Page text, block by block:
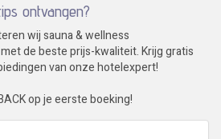
ontvangen?
wij sauna & wellness
de beste prijs-kwaliteit. Krijg gratis
van onze hotelexpert!
op je eerste boeking!